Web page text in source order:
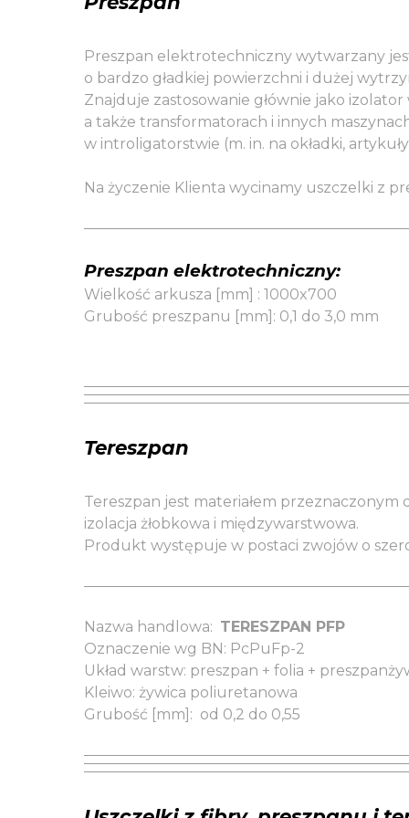
Preszpan elektrotechniczny wytwarzany
o bardzo gładkiej powierzchni i dużej
Znajduje zastosowanie głównie jako
a także transformatorach i innych
w introligatorstwie (m. in. na okładki,
Na życzenie Klienta wycinamy uszczelki z
Preszpan elektrotechniczny:
Wielkość arkusza [mm] : 1000x700
Grubość preszpanu [mm]: 0,1 do 3,0 mm
Tereszpan
Tereszpan jest materiałem
izolacja żłobkowa i międzywarstwowa.
Produkt występuje w postaci zwojów o
Nazwa handlowa: TERESZPAN PFP
Oznaczenie wg BN: PcPuFp-2
Układ warstw: preszpan + folia +
Kleiwo: żywica poliuretanowa
Grubość [mm]: od 0,2 do 0,55